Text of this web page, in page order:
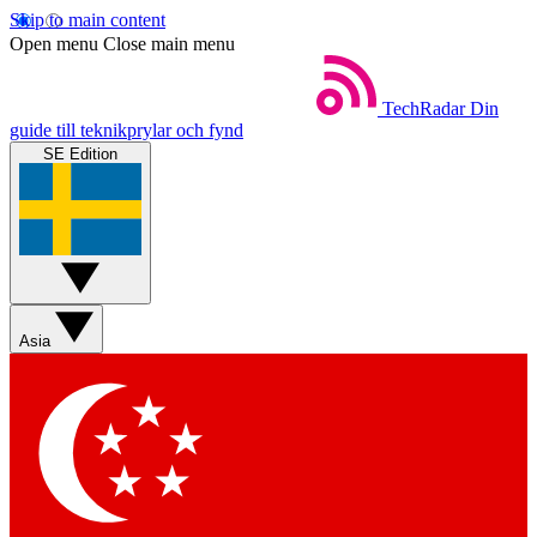
Skip to main content
Open menu Close main menu
TechRadar Din
guide till teknikprylar och fynd
SE Edition
Asia